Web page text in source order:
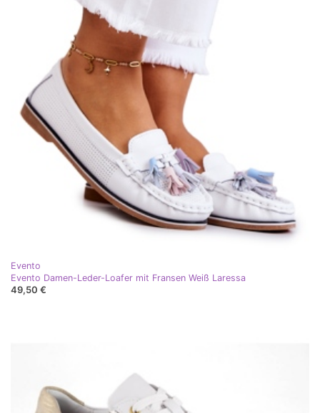
Evento
Evento Damen-Leder-Loafer mit Fransen Weiß Laressa
49,50 €